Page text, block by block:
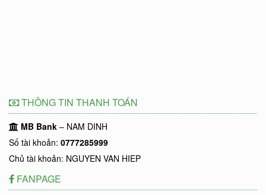
THÔNG TIN THANH TOÁN
MB Bank – NAM DINH
Số tài khoản: 0777285999
Chủ tài khoản: NGUYEN VAN HIEP
FANPAGE